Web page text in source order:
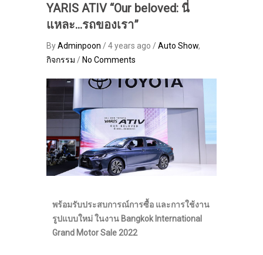
YARIS ATIV “Our beloved: นี่
แหละ…รถของเรา”
ByAdminpoon / 4 years ago /Auto Show,
กิจกรรม / No Comments
พร้อมรับประสบการณ์การซื้อ และการใช้งาน
รูปแบบใหม่ ในงาน Bangkok International
Grand Motor Sale 2022